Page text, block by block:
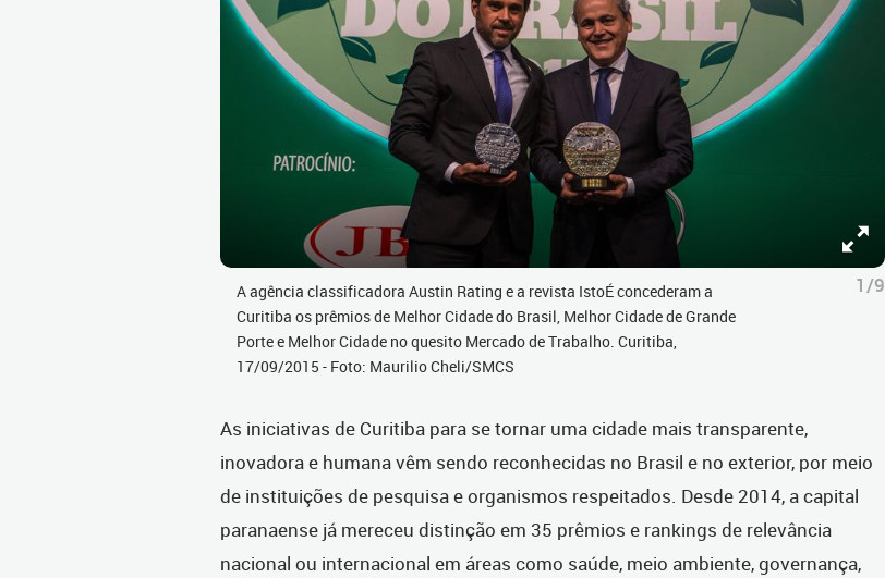
A agência classificadora Austin Rating e a revista IstoÉ concederam a
Curitiba os prêmios de Melhor Cidade do Brasil, Melhor Cidade de Grande
Porte e Melhor Cidade no quesito Mercado de Trabalho. Curitiba,
17/09/2015 - Foto: Maurilio Cheli/SMCS
1/9
As iniciativas de Curitiba para se tornar uma cidade mais transparente,
inovadora e humana vêm sendo reconhecidas no Brasil e no exterior, por meio
de instituições de pesquisa e organismos respeitados. Desde 2014, a capital
paranaense já mereceu distinção em 35 prêmios e rankings de relevância
nacional ou internacional em áreas como saúde, meio ambiente, governança,